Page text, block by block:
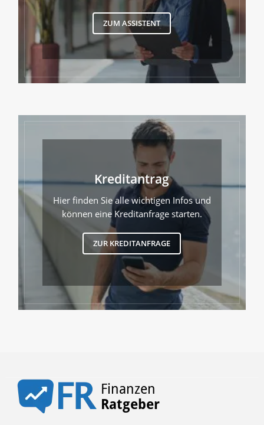
ZUM ASSISTENT
Kreditantrag
Hier finden Sie alle wichtigen Infos und
können eine Kreditanfrage starten.
ZUR KREDITANFRAGE